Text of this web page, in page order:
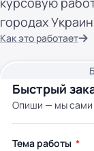
городах
Как это работает
Быстрый
Опиши — мы сами
Тема работы